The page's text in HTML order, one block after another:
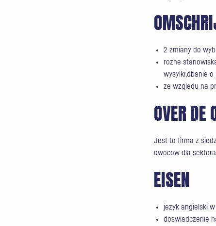
2 zmiany do
rozne
wysylki,dbanie o
ze wzgledu na
OVER DE
Jest to firma z
owocow dla
EISEN
jezyk angielski
doswiadczenie